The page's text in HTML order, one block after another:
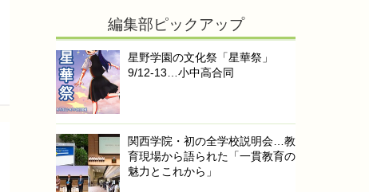
編集部ピックアップ
星野学園の文化祭「星華祭」
9/12-13…小中高合同
関西学院・初の全学校説明会…教
育現場から語られた「一貫教育の
魅力とこれから」